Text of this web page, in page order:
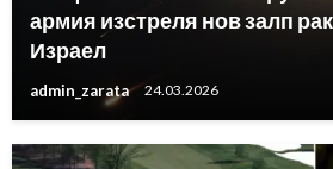
армия изстреля нов залп
Израел
admin_zarata 24.03.2026